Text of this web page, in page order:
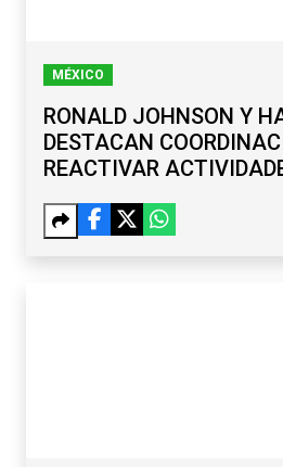
MÉXICO
RONALD JOHNSON Y
DESTACAN
REACTIVAR